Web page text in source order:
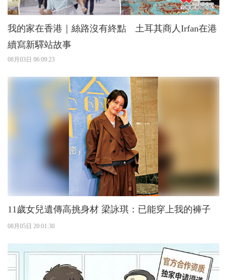
我的家在香港｜絲路沒有終點 土耳其商人Irfan在港
續寫新驛站故事
08月03日 06:09:23
11歲女兒遺傳高挑身材 梁詠琪：已能穿上我的褲子
08月05日 20:01:30